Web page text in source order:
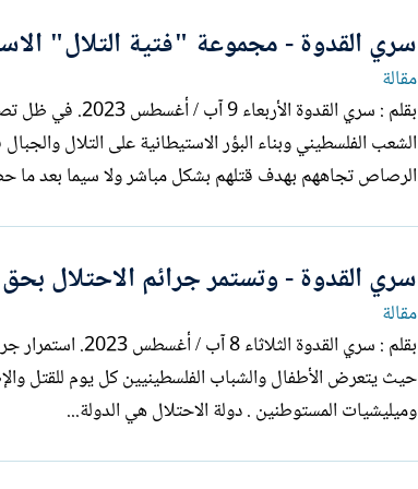
سري القدوة - مجموعة "فتية التلال"
مقالة
بقلم : سري
الشعب الفلسطيني وبناء البؤر الاستيطانية على التلال
الرصاص تجاههم بهدف قتلهم بشكل مباشر ولا سيما بعد ما
سري القدوة - وتستمر جرائم الاحتلال
مقالة
بقلم : سري
حيث يتعرض الأطفال والشباب الفلسطينيين كل يوم للقتل
وميليشيات المستوطنين . دولة الاحتلال هي الدولة...